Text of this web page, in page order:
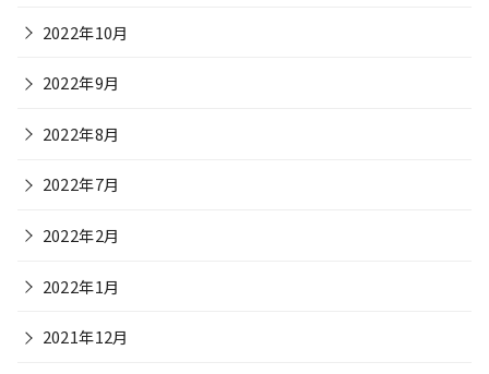
2022年10月
2022年9月
2022年8月
2022年7月
2022年2月
2022年1月
2021年12月